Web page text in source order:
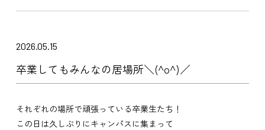
2026.05.15
卒業してもみんなの居場所＼(^o^)／
それぞれの場所で頑張っている卒業生たち！
この日は久しぶりにキャンパスに集まって